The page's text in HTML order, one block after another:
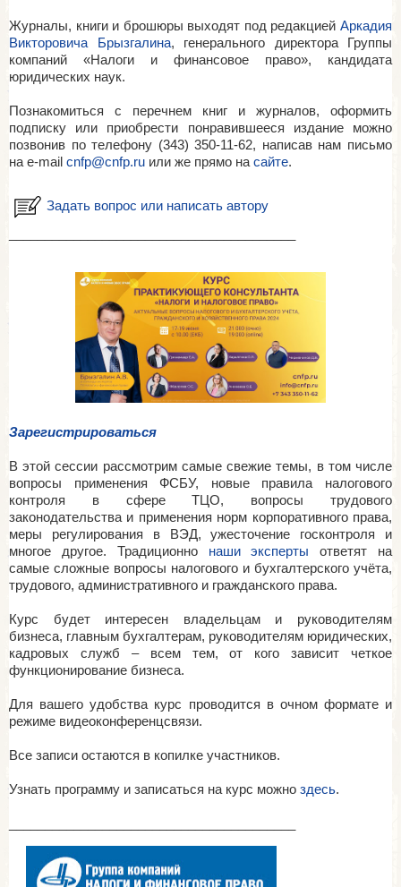
Журналы, книги и брошюры выходят под редакцией Аркадия
Викторовича Брызгалина, генерального директора Группы
компаний «Налоги и финансовое право», кандидата
юридических наук.
Познакомиться с перечнем книг и журналов, оформить
подписку или приобрести понравившееся издание можно
позвонив по телефону (343) 350-11-62, написав нам письмо
на e-mail cnfp@cnfp.ru или же прямо на сайте.
Задать вопрос или написать автору
Зарегистрироваться
В этой сессии рассмотрим самые свежие темы, в том числе
вопросы применения ФСБУ, новые правила налогового
контроля в сфере ТЦО, вопросы трудового
законодательства и применения норм корпоративного права,
меры регулирования в ВЭД, ужесточение госконтроля и
многое другое. Традиционно наши эксперты ответят на
самые сложные вопросы налогового и бухгалтерского учёта,
трудового, административного и гражданского права.
Курс будет интересен владельцам и руководителям
бизнеса, главным бухгалтерам, руководителям юридических,
кадровых служб – всем тем, от кого зависит четкое
функционирование бизнеса.
Для вашего удобства курс проводится в очном формате и
режиме видеоконференцсвязи.
Все записи остаются в копилке участников.
Узнать программу и записаться на курс можно здесь.